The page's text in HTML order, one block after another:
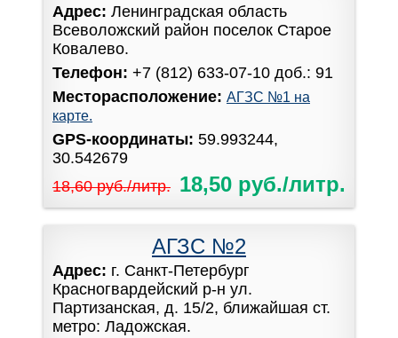
Адрес: Ленинградская область
Всеволожский район поселок Старое
Ковалево.
Телефон: +7 (812) 633-07-10 доб.: 91
Месторасположение: АГЗС №1 на
карте.
GPS-координаты: 59.993244,
30.542679
18,60 руб./литр. 18,50 руб./литр.
АГЗС №2
Адрес: г. Санкт-Петербург
Красногвардейский р-н ул.
Партизанская, д. 15/2, ближайшая ст.
метро: Ладожская.